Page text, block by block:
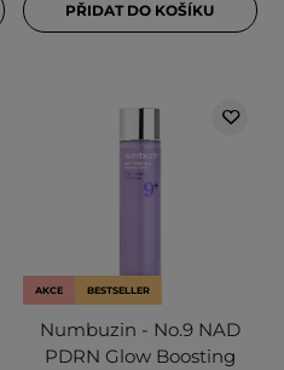
PŘIDAT DO KOŠÍKU
AKCE BESTSELLER
Numbuzin - No.9 NAD
PDRN Glow Boosting